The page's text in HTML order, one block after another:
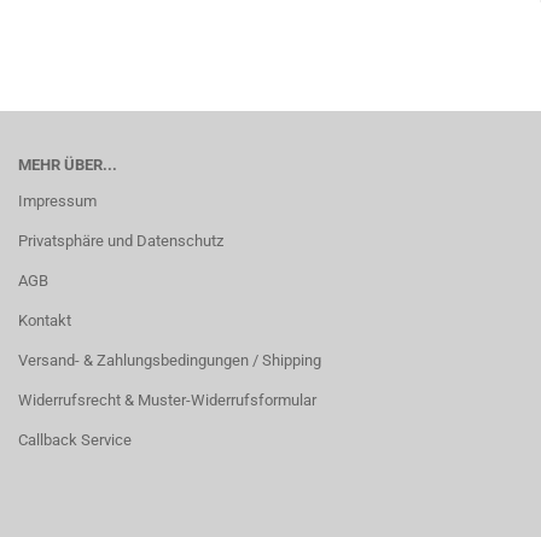
MEHR ÜBER...
Impressum
Privatsphäre und Datenschutz
AGB
Kontakt
Versand- & Zahlungsbedingungen / Shipping
Widerrufsrecht & Muster-Widerrufsformular
Callback Service